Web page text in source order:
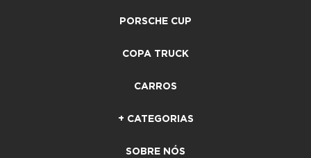
PORSCHE CUP
COPA TRUCK
CARROS
+ CATEGORIAS
SOBRE NÓS